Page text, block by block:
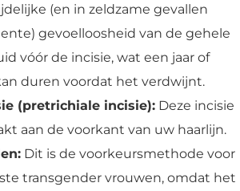
(en in zeldzame gevallen
gevoelloosheid van de gehele
vóór de incisie, wat een jaar of
duren voordat het verdwijnt.
(pretrichiale incisie): Deze incisie
aan de voorkant van uw haarlijn.
Dit is de voorkeursmethode voor
transgender vrouwen, omdat het